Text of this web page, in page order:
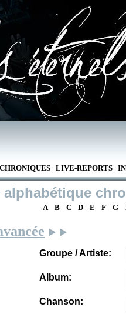
CHRONIQUES LIVE-REPORTS
alphabétique
A B C D E F G
Groupe / Artiste:
Album:
Chanson: